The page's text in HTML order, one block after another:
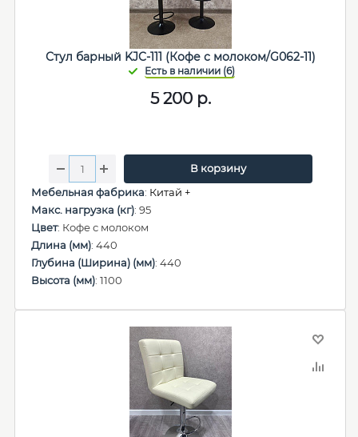
Стул барный KJC-111 (Кофе с молоком/G062-11)
5 200 р.
В корзину
Мебельная фабрика: Китай +
Макс. нагрузка (кг): 95
Цвет: Кофе с молоком
Длина (мм): 440
Глубина (Ширина) (мм): 440
Высота (мм): 1100